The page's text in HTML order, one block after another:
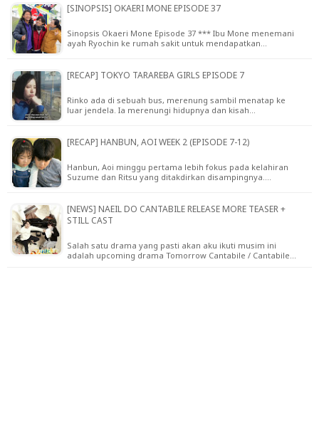
[SINOPSIS] OKAERI MONE EPISODE 37
Sinopsis Okaeri Mone Episode 37 *** Ibu Mone menemani
ayah Ryochin ke rumah sakit untuk mendapatkan…
[RECAP] TOKYO TARAREBA GIRLS EPISODE 7
Rinko ada di sebuah bus, merenung sambil menatap ke
luar jendela. Ia merenungi hidupnya dan kisah…
[RECAP] HANBUN, AOI WEEK 2 (EPISODE 7-12)
Hanbun, Aoi minggu pertama lebih fokus pada kelahiran
Suzume dan Ritsu yang ditakdirkan disampingnya.…
[NEWS] NAEIL DO CANTABILE RELEASE MORE TEASER +
STILL CAST
Salah satu drama yang pasti akan aku ikuti musim ini
adalah upcoming drama Tomorrow Cantabile / Cantabile…